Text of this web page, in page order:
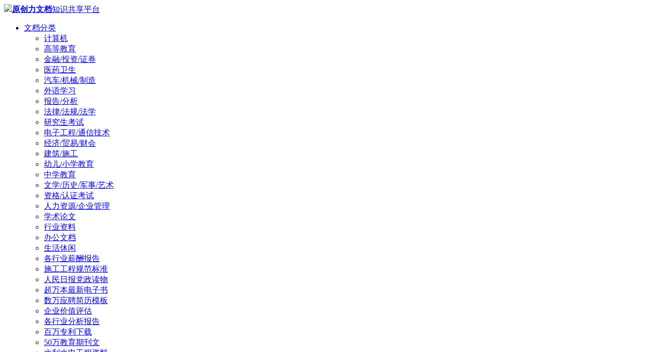
原创力文档知识共享平台
文档分类
计算机
高等教育
金融/投资/证券
医药卫生
汽车/机械/制造
外语学习
报告/分析
法律/法规/法学
研究生考试
电子工程/通信技术
经济/贸易/财会
建筑/施工
幼儿/小学教育
中学教育
文学/历史/军事/艺术
资格/认证考试
人力资源/企业管理
学术论文
行业资料
办公文档
生活休闲
各行业薪酬报告
施工工程规范标准
人民日报党政读物
超万本最新电子书
数万应聘简历模板
企业价值评估
各行业分析报告
百万专利下载
50万教育期刊文